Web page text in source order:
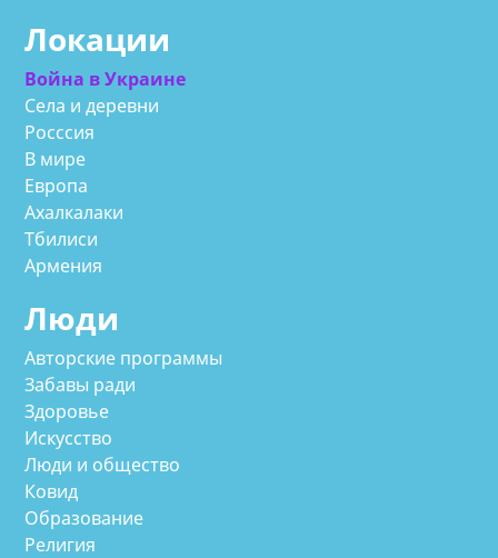
Локации
Война в Украине
Села и деревни
Росссия
В мире
Европа
Ахалкалаки
Тбилиси
Армения
Люди
Авторские программы
Забавы ради
Здоровье
Искусство
Люди и общество
Ковид
Образование
Религия